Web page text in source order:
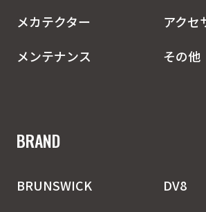
メカテクター
アクセ
メンテナンス
その他
BRAND
BRUNSWICK
DV8